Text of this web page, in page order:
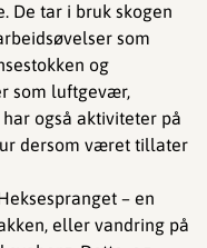
De tar i bruk skogen
som
og
som luftgevær,
også aktiviteter på
dersom været tillater
– en
eller vandring på